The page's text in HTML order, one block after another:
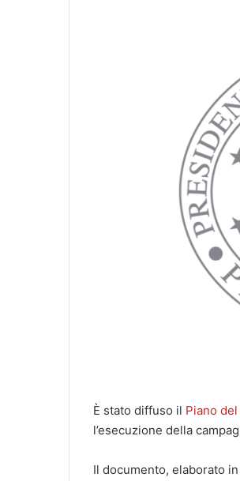
È stato diffuso il Piano
l’esecuzione della
Il documento, elaborato